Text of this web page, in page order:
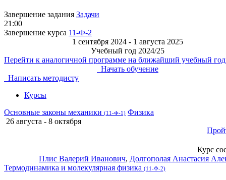
Завершение задания Задачи
21:00
Завершение курса 11-Ф-2
1 сентября 2024 - 1 августа 2025
Учебный год 2024/25
Перейти к аналогичной программе на ближайший учебный год
Начать обучение
Написать методисту
Курсы
Основные законы механики (11-Ф-1) Физика
26 августа - 8 октября
Курс
Плис Валерий Иванович, Долгополая Анастасия
Термодинамика и молекулярная физика (11-Ф-2)